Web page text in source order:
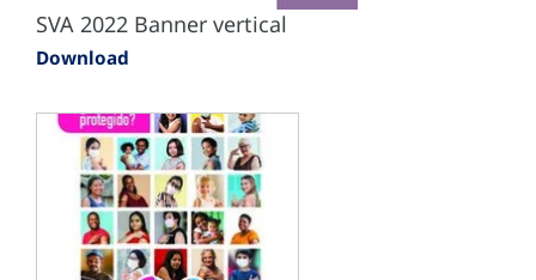
SVA 2022 Banner vertical
Download